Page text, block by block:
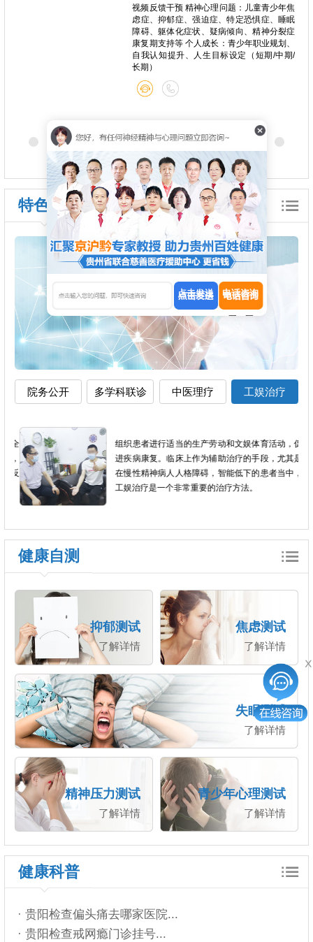
视频反馈干预 精神心理问题：儿童青少年焦
虑症、抑郁症、强迫症、特定恐惧症、睡眠
障碍、躯体化症状、疑病倾向、精神分裂症
康复期支持等 个人成长：青少年职业规划、
自我认知提升、人生目标设定（短期/中期/
长期）
特色诊疗
院务公开 多学科联诊 中医理疗 工娱治疗
全
，
反
组织患者进行适当的生产劳动和文娱体育活动，促
进疾病康复。临床上作为辅助治疗的手段，尤其是
在慢性精神病人人格障碍，智能低下的患者当中，
工娱治疗是一个非常重要的治疗方法。
健康自测
抑郁测试
了解详情
焦虑测试
了解详情
失眠测试
了解详情
精神压力测试
了解详情
青少年心理测试
了解详情
健康科普
· 贵阳检查偏头痛去哪家医院...
· 贵阳检查戒网瘾门诊挂号...
点击发送 电话咨询